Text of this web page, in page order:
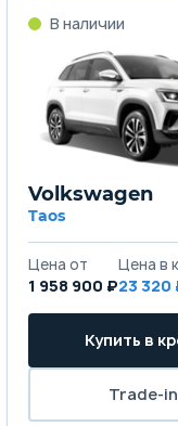
В наличии
Volkswagen
Taos
Цена от
1 958 900 ₽
Цена в
23
Купить в
Trade-in